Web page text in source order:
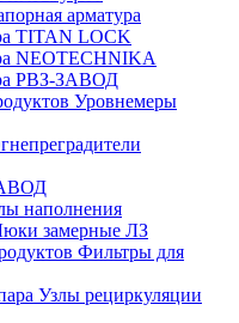
арматура
TITAN LOCK
NEOTECHNIKA
РВЗ-ЗАВОД
Уровнемеры
наполнения
замерные ЛЗ
Фильтры для
Узлы рециркуляции